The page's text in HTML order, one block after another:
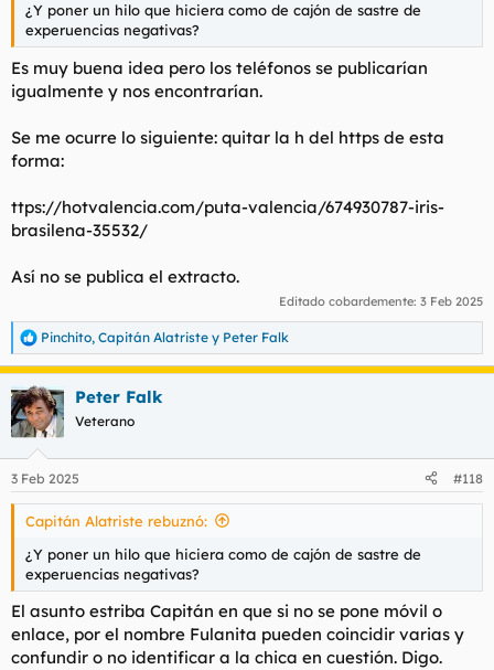
¿Y poner un hilo que hiciera como de cajón de sastre de
experuencias negativas?
Es muy buena idea pero los teléfonos se publicarían
igualmente y nos encontrarían.
Se me ocurre lo siguiente: quitar la h del https de esta
forma:
ttps://hotvalencia.com/puta-valencia/674930787-iris-
brasilena-35532/
Así no se publica el extracto.
Editado cobardemente: 3 Feb 2025
R
e
c
c
i
e
s
Pinchito, Capitán Alatriste y Peter Falk
Peter Falk
Veterano
3 Feb 2025 #118
Capitán Alatriste rebuznó:
¿Y poner un hilo que hiciera como de cajón de sastre de
experuencias negativas?
El asunto estriba Capitán en que si no se pone móvil o
enlace, por el nombre Fulanita pueden coincidir varias y
confundir o no identificar a la chica en cuestión. Digo.